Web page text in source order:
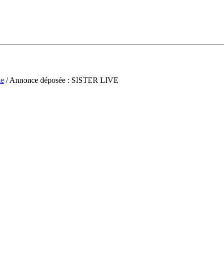
/ Annonce déposée : SISTER LIVE